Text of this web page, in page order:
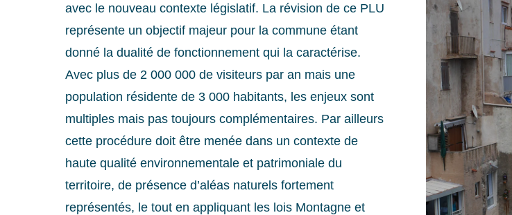
avec le nouveau contexte législatif. La révision de ce PLU
représente un objectif majeur pour la commune étant
donné la dualité de fonctionnement qui la caractérise.
Avec plus de 2 000 000 de visiteurs par an mais une
population résidente de 3 000 habitants, les enjeux sont
multiples mais pas toujours complémentaires. Par ailleurs
cette procédure doit être menée dans un contexte de
haute qualité environnementale et patrimoniale du
territoire, de présence d’aléas naturels fortement
représentés, le tout en appliquant les lois Montagne et